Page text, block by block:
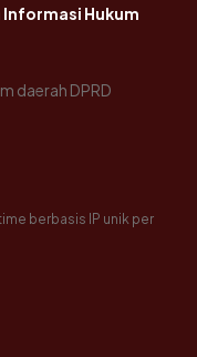
Hukum
daerah DPRD
berbasis IP unik per